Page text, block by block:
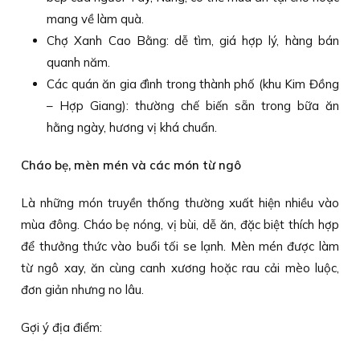
mang về làm quà.
Chợ Xanh Cao Bằng: dễ tìm, giá hợp lý, hàng bán
quanh năm.
Các quán ăn gia đình trong thành phố (khu Kim Đồng
– Hợp Giang): thường chế biến sẵn trong bữa ăn
hằng ngày, hương vị khá chuẩn.
Cháo bẹ, mèn mén và các món từ ngô
Là những món truyền thống thường xuất hiện nhiều vào
mùa đông. Cháo bẹ nóng, vị bùi, dễ ăn, đặc biệt thích hợp
để thưởng thức vào buổi tối se lạnh. Mèn mén được làm
từ ngô xay, ăn cùng canh xương hoặc rau cải mèo luộc,
đơn giản nhưng no lâu.
Gợi ý địa điểm: